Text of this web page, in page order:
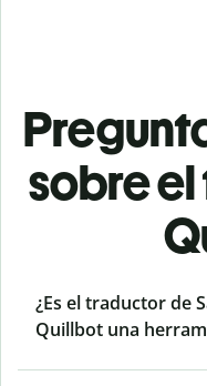
sobre
¿Es el traductor de
Quillbot una